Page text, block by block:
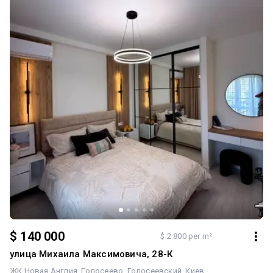
$ 140 000 $ 2 800 per m²
улица Михаила Максимовича, 28-К
ЖК Новая Англия Голосеево Голосеевский Киев